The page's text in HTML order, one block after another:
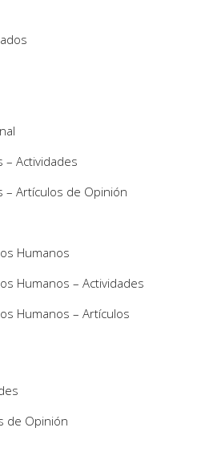
– Actividades
– Artículos de Opinión
Humanos
Humanos – Actividades
Humanos – Artículos
de Opinión